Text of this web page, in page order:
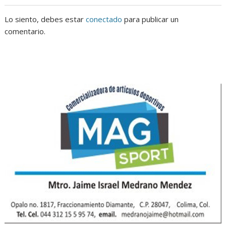
Lo siento, debes estarconectado para publicar un
comentario.